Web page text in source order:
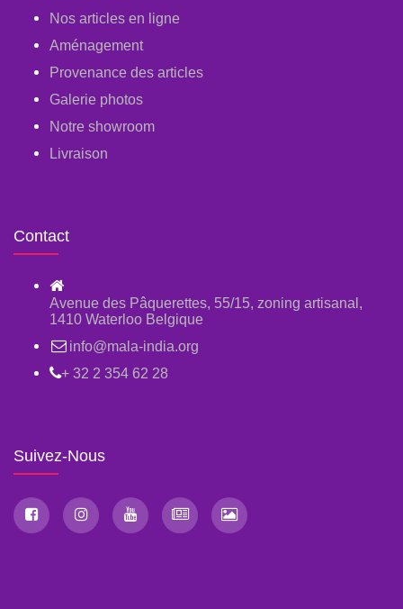
Nos articles en ligne
Aménagement
Provenance des articles
Galerie photos
Notre showroom
Livraison
Contact
Avenue des Pâquerettes, 55/15, zoning artisanal,
1410 Waterloo Belgique
info@mala-india.org
+ 32 2 354 62 28
Suivez-Nous